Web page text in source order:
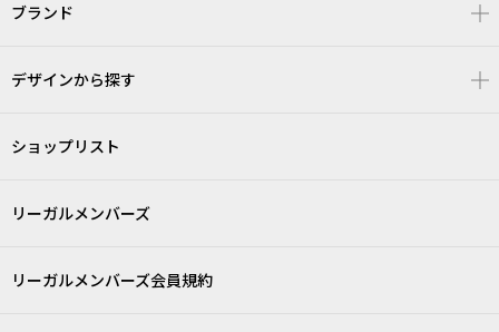
ブランド
デザインから探す
ショップリスト
リーガルメンバーズ
リーガルメンバーズ会員規約